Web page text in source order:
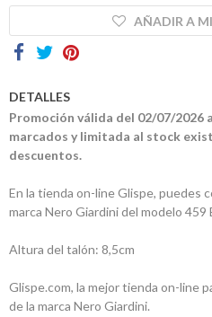
AÑADIR A
DETALLES
Promoción válida del 02/07/2026
marcados y limitada al stock
descuentos.
En la tienda on-line Glispe, puedes
marca Nero Giardini del modelo 459
Altura del talón: 8,5cm
Glispe.com, la mejor tienda on-line
de la marca Nero Giardini.